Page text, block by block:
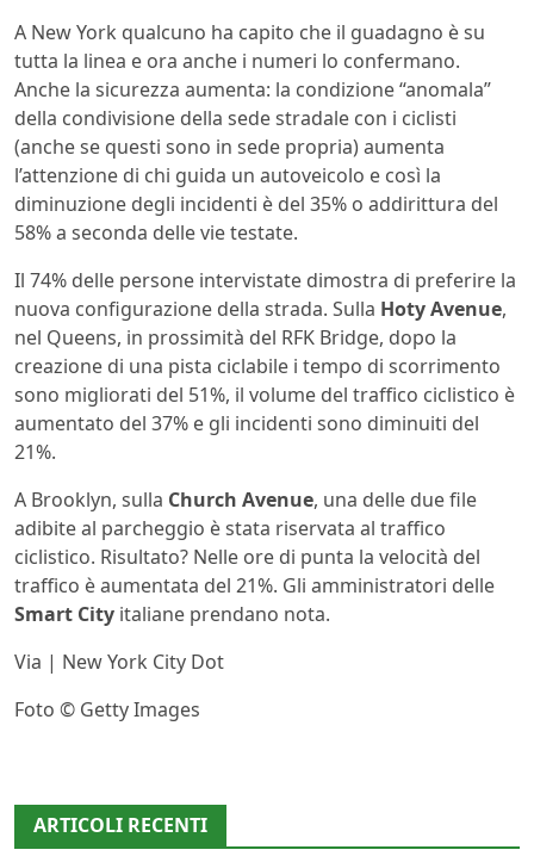
A New York qualcuno ha capito che il guadagno è su
tutta la linea e ora anche i numeri lo confermano.
Anche la sicurezza aumenta: la condizione “anomala”
della condivisione della sede stradale con i ciclisti
(anche se questi sono in sede propria) aumenta
l’attenzione di chi guida un autoveicolo e così la
diminuzione degli incidenti è del 35% o addirittura del
58% a seconda delle vie testate.
Il 74% delle persone intervistate dimostra di preferire la
nuova configurazione della strada. Sulla Hoty Avenue,
nel Queens, in prossimità del RFK Bridge, dopo la
creazione di una pista ciclabile i tempo di scorrimento
sono migliorati del 51%, il volume del traffico ciclistico è
aumentato del 37% e gli incidenti sono diminuiti del
21%.
A Brooklyn, sulla Church Avenue, una delle due file
adibite al parcheggio è stata riservata al traffico
ciclistico. Risultato? Nelle ore di punta la velocità del
traffico è aumentata del 21%. Gli amministratori delle
Smart City italiane prendano nota.
Via | New York City Dot
Foto © Getty Images
ARTICOLI RECENTI